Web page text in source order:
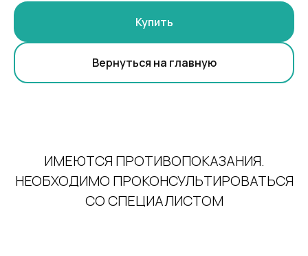
Купить
Вернуться на главную
ИМЕЮТСЯ ПРОТИВОПОКАЗАНИЯ.
НЕОБХОДИМО ПРОКОНСУЛЬТИРОВАТЬСЯ
СО СПЕЦИАЛИСТОМ